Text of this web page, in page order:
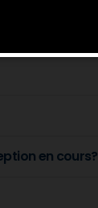
en cours?